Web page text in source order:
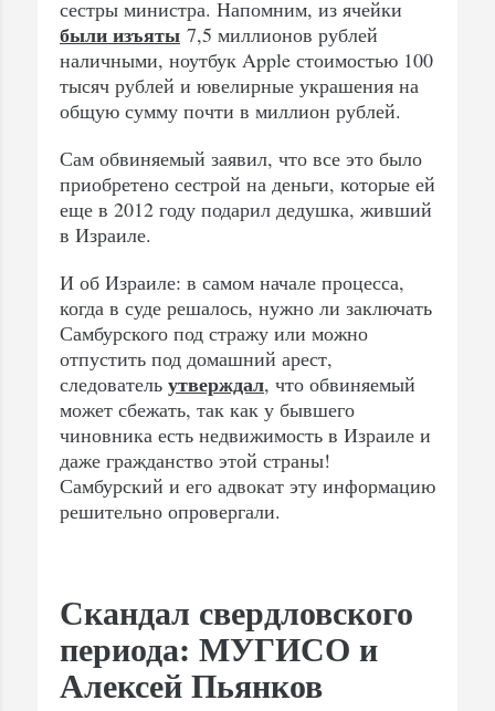
сестры министра. Напомним, из ячейки
были изъяты 7,5 миллионов рублей
наличными, ноутбук Apple стоимостью 100
тысяч рублей и ювелирные украшения на
общую сумму почти в миллион рублей.
Сам обвиняемый заявил, что все это было
приобретено сестрой на деньги, которые ей
еще в 2012 году подарил дедушка, живший
в Израиле.
И об Израиле: в самом начале процесса,
когда в суде решалось, нужно ли заключать
Самбурского под стражу или можно
отпустить под домашний арест,
следователь утверждал, что обвиняемый
может сбежать, так как у бывшего
чиновника есть недвижимость в Израиле и
даже гражданство этой страны!
Самбурский и его адвокат эту информацию
решительно опровергали.
Скандал свердловского
периода: МУГИСО и
Алексей Пьянков